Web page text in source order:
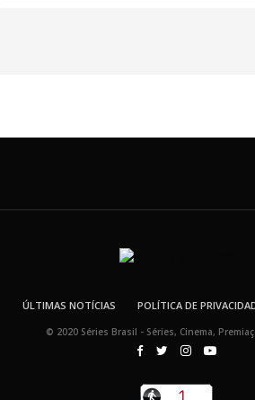
ÚLTIMAS NOTÍCIAS POLÍTICA DE
© 2020 Séries Brasil - Séries, Cinema,